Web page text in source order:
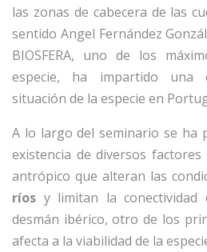
las zonas de cabecera de las
sentido Angel Fernández
BIOSFERA, uno de los
especie, ha impartido una
situación de la especie en
A lo largo del seminario se ha
existencia de diversos
antrópico que alteran las
ríos y limitan la conectividad
desmán ibérico, otro de los
afecta a la viabilidad de la